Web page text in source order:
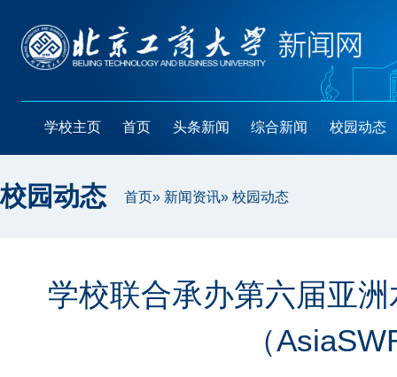
学校主页 首页 头条新闻 综合新闻 校园动态
校园动态 首页» 新闻资讯» 校园动态
学校联合承办第六届亚
（